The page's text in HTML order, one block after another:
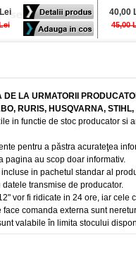
40,00
45,00
LA URMATORII
RURIS, HUSQVARNA,
in functie de stoc producator si
pentru a păstra acurateţea
pagina au scop doar informativ.
in pachetul standar al
transmise de producator.
vor fi ridicate in 24 ore, iar cele
comanda externa sunt
valabile în limita stocului